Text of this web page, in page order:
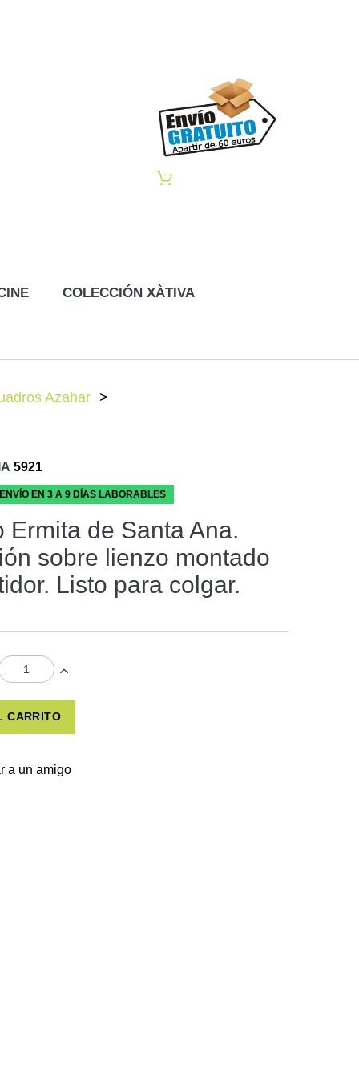
COLECCIÓN XÀTIVA
Azahar
5921
EN 3 A 9 DÍAS LABORABLES
Ermita de Santa Ana.
sobre lienzo montado
Listo para colgar.
CARRITO
a un amigo